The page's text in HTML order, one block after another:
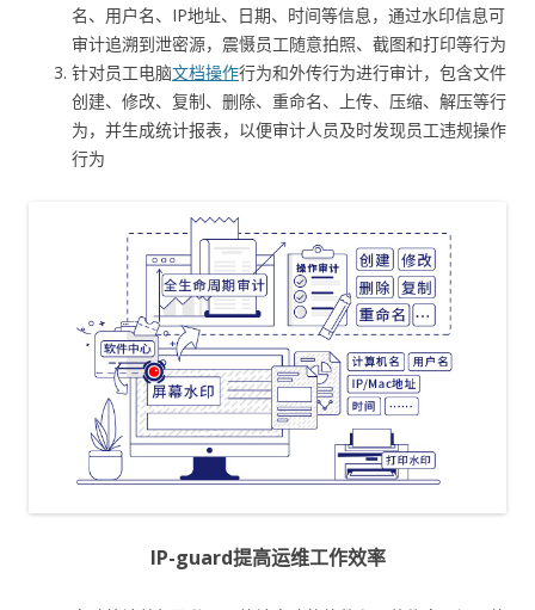
名、用户名、IP地址、日期、时间等信息，通过水印信息可
审计追溯到泄密源，震慑员工随意拍照、截图和打印等行为
针对员工电脑文档操作行为和外传行为进行审计，包含文件
创建、修改、复制、删除、重命名、上传、压缩、解压等行
为，并生成统计报表，以便审计人员及时发现员工违规操作
行为
IP-guard提高运维工作效率